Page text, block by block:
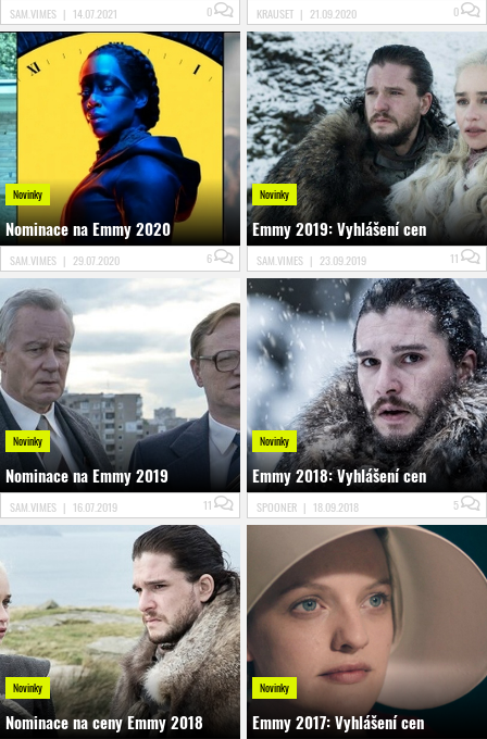
SAM.VIMES | 14.07.2021 0 KRAUSET | 21.09.2020 0
Novinky
Nominace na Emmy 2020
SAM.VIMES | 29.07.2020 6
Novinky
Emmy 2019: Vyhlášení cen
SAM.VIMES | 23.09.2019 11
Novinky
Nominace na Emmy 2019
SAM.VIMES | 16.07.2019 11
Novinky
Emmy 2018: Vyhlášení cen
SPOONER | 18.09.2018 5
Novinky
Nominace na ceny Emmy 2018
Novinky
Emmy 2017: Vyhlášení cen